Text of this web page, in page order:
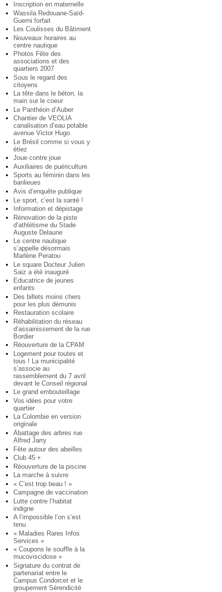
Inscription en maternelle
Wassila Redouane-Saïd-
Guerni forfait
Les Coulisses du Bâtiment
Nouveaux horaires au
centre nautique
Photos Fête des
associations et des
quartiers 2007
Sous le regard des
citoyens
La tête dans le béton, la
main sur le coeur
Le Panthéon d’Auber
Chantier de VEOLIA
canalisation d’eau potable
avenue Victor Hugo
Le Brésil comme si vous y
étiez
Joue contre joue
Auxiliaires de puériculture
Sports au féminin dans les
banlieues
Avis d’enquête publique
Le sport, c’est la santé !
Information et dépistage
Rénovation de la piste
d’athlétisme du Stade
Auguste Delaune
Le centre nautique
s’appelle désormais
Marlène Peratou
Le square Docteur Julien
Saiz a été inauguré
Educatrice de jeunes
enfants
Des billets moins chers
pour les plus démunis
Restauration scolaire
Réhabilitation du réseau
d’assainissement de la rue
Bordier
Réouverture de la CPAM
Logement pour toutes et
tous ! La municipalité
s’associe au
rassemblement du 7 avril
devant le Conseil régional
Le grand embouteillage
Vos idées pour votre
quartier
La Colombie en version
originale
Abattage des arbres rue
Alfred Jarry
Fête autour des abeilles
Club 45 +
Réouverture de la piscine
La marche à suivre
« C’est trop beau ! »
Campagne de vaccination
Lutte contre l’habitat
indigne
A l’impossible l’on s’est
tenu
« Maladies Rares Infos
Services »
« Coupons le souffle à la
mucoviscidose »
Signature du contrat de
partenariat entre le
Campus Condorcet et le
groupement Sérendicité